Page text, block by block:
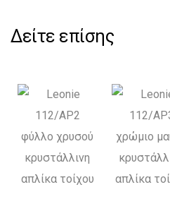
Δείτε επίσης